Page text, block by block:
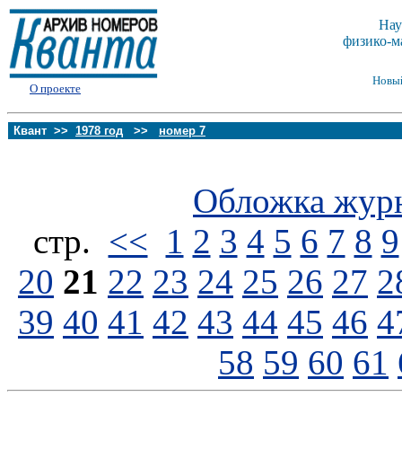
О проекте
физико-
Квант >> 1978 год >> номер 7
Обложка
стp. << 1 2 3 4 5 6 7 8 9
20 21 22 23 24 25 26 27
39 40 41 42 43 44 45 46
58 59 60 61